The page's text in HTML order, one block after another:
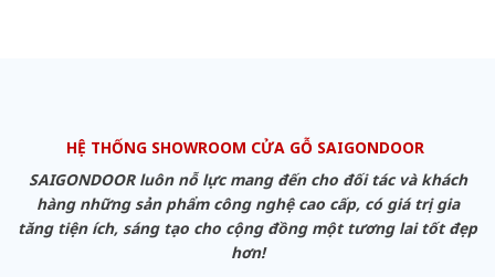
HỆ THỐNG SHOWROOM CỬA GỖ SAIGONDOOR
SAIGONDOOR luôn nỗ lực mang đến cho đối tác và khách
hàng những sản phẩm công nghệ cao cấp, có giá trị gia
tăng tiện ích, sáng tạo cho cộng đồng một tương lai tốt đẹp
hơn!